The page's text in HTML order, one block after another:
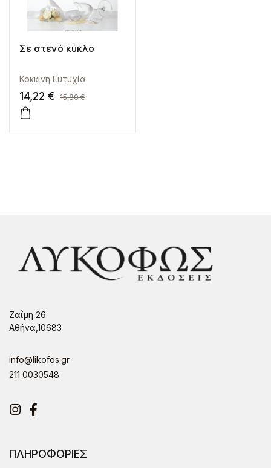
Σε στενό κύκλο
Κοκκίνη Ευτυχία
14,22 € 15,80€
Ζαΐμη 26
Αθήνα,10683
info@likofos.gr
211 0030548
Instagram
Facebook
ΠΛΗΡΟΦΟΡΙΕΣ